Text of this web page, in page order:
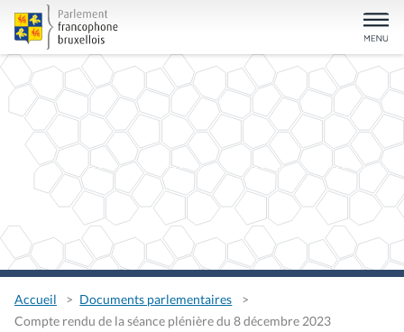
Accueil
Documents parlementaires
Compte rendu de la séance plénière du 8 décembre 2023